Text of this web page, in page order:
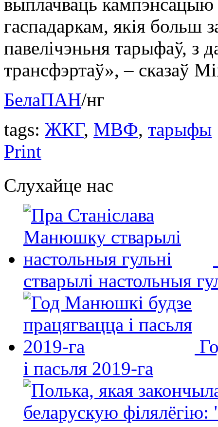
гаспадаркам, якія больш
павелічэньня тарыфаў, з
трансфэртаў», – сказаў
БелаПАН/нг
tags: ЖКГ, МВФ, тарыфы
Print
Слухайце нас
стварылі настольныя
і пасьля 2019-га